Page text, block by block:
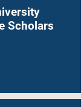
Scholars